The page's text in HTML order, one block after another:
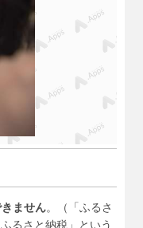
ません。（「ふるさ
るさと納税」という